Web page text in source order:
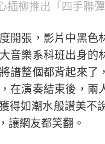
插柳推出「四手聯
開張，影片中黑
音樂系科班出身
譜整個都背起來
在演奏結束後，
得如潮水般讚美不
讓網友都笑翻。